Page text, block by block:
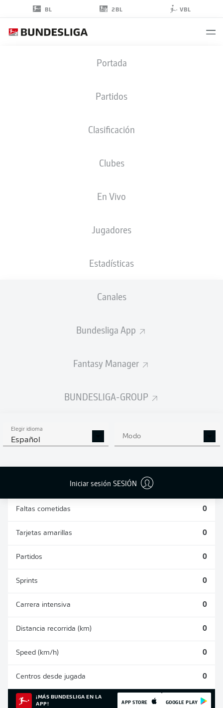
BL 2BL VBL
Portada
Partidos
Clasificación
Clubes
En Vivo
Jugadores
Estadísticas
Canales
Bundesliga App
Fantasy Manager
BUNDESLIGA-GROUP
Elegir idioma
Español Modo
Iniciar sesión SESIÓN
03.01.2001
TAMAÑO
ESTADÍSTICAS
Faltas cometidas 0
Tarjetas amarillas 0
Partidos 0
Sprints 0
Carrera intensiva 0
Distancia recorrida (km) 0
Speed (km/h) 0
Centros desde jugada 0
¡MÁS BUNDESLIGA EN LA
APP!
APP STORE GOOGLE PLAY